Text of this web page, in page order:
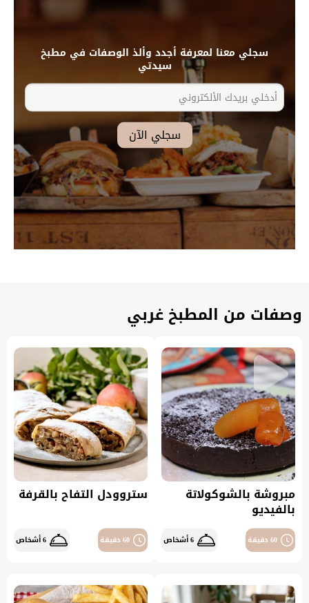
سجلي معنا لمعرفة أجدد وألذ الوصفات في مطبخ
سيدتي
وصفات من المطبخ غربي
مبروشة بالشوكولاتة
بالفيديو
60 دقيقة 6 أشخاص
ستروودل التفاح بالقرفة
60 دقيقة 6 أشخاص